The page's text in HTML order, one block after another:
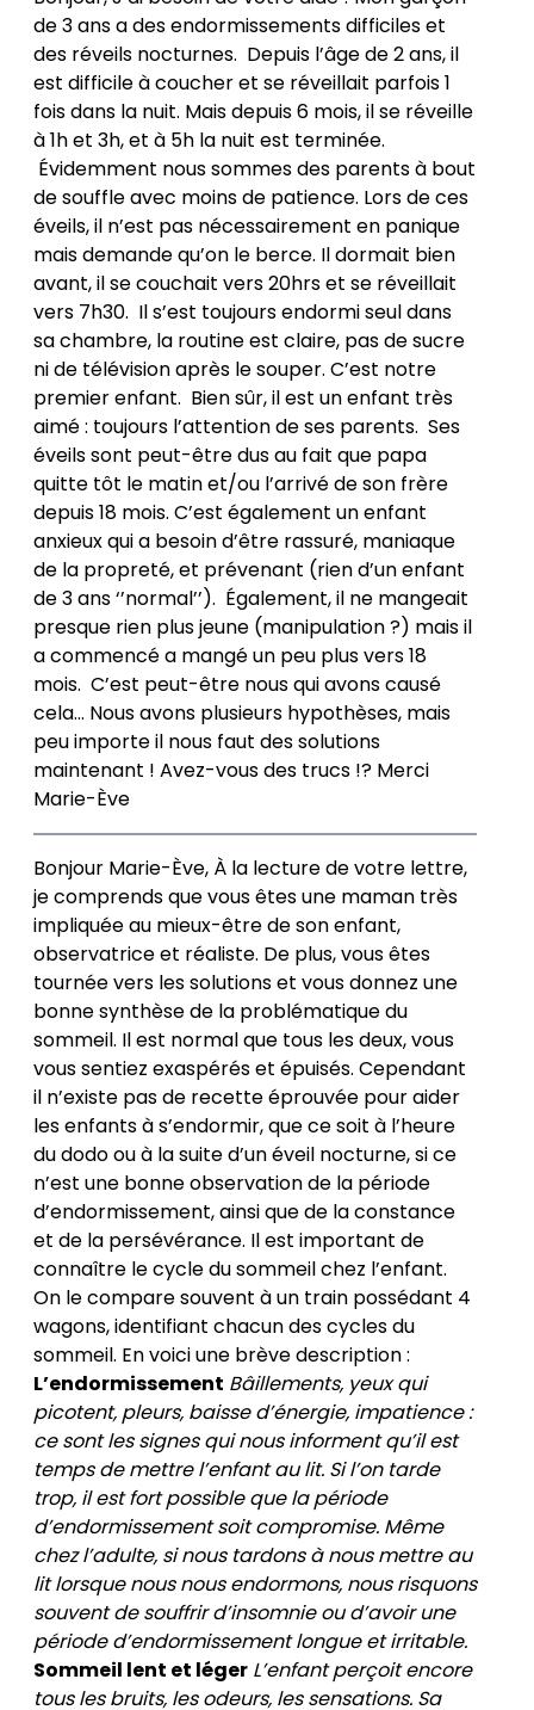
de 3 ans a des endormissements difficiles et
des réveils nocturnes. Depuis l’âge de 2 ans, il
est difficile à coucher et se réveillait parfois 1
fois dans la nuit. Mais depuis 6 mois, il se réveille
à 1h et 3h, et à 5h la nuit est terminée.
Évidemment nous sommes des parents à bout
de souffle avec moins de patience. Lors de ces
éveils, il n’est pas nécessairement en panique
mais demande qu’on le berce. Il dormait bien
avant, il se couchait vers 20hrs et se réveillait
vers 7h30. Il s’est toujours endormi seul dans
sa chambre, la routine est claire, pas de sucre
ni de télévision après le souper. C’est notre
premier enfant. Bien sûr, il est un enfant très
aimé : toujours l’attention de ses parents. Ses
éveils sont peut-être dus au fait que papa
quitte tôt le matin et/ou l’arrivé de son frère
depuis 18 mois. C’est également un enfant
anxieux qui a besoin d’être rassuré, maniaque
de la propreté, et prévenant (rien d’un enfant
de 3 ans ‘’normal’’). Également, il ne mangeait
presque rien plus jeune (manipulation ?) mais il
a commencé a mangé un peu plus vers 18
mois. C’est peut-être nous qui avons causé
cela… Nous avons plusieurs hypothèses, mais
peu importe il nous faut des solutions
maintenant ! Avez-vous des trucs !? Merci
Marie-Ève
Bonjour Marie-Ève, À la lecture de votre lettre,
je comprends que vous êtes une maman très
impliquée au mieux-être de son enfant,
observatrice et réaliste. De plus, vous êtes
tournée vers les solutions et vous donnez une
bonne synthèse de la problématique du
sommeil. Il est normal que tous les deux, vous
vous sentiez exaspérés et épuisés. Cependant
il n’existe pas de recette éprouvée pour aider
les enfants à s’endormir, que ce soit à l’heure
du dodo ou à la suite d’un éveil nocturne, si ce
n’est une bonne observation de la période
d’endormissement, ainsi que de la constance
et de la persévérance. Il est important de
connaître le cycle du sommeil chez l’enfant.
On le compare souvent à un train possédant 4
wagons, identifiant chacun des cycles du
sommeil. En voici une brève description :
L’endormissement Bâillements, yeux qui
picotent, pleurs, baisse d’énergie, impatience :
ce sont les signes qui nous informent qu’il est
temps de mettre l’enfant au lit. Si l’on tarde
trop, il est fort possible que la période
d’endormissement soit compromise. Même
chez l’adulte, si nous tardons à nous mettre au
lit lorsque nous nous endormons, nous risquons
souvent de souffrir d’insomnie ou d’avoir une
période d’endormissement longue et irritable.
Sommeil lent et léger L’enfant perçoit encore
tous les bruits, les odeurs, les sensations. Sa